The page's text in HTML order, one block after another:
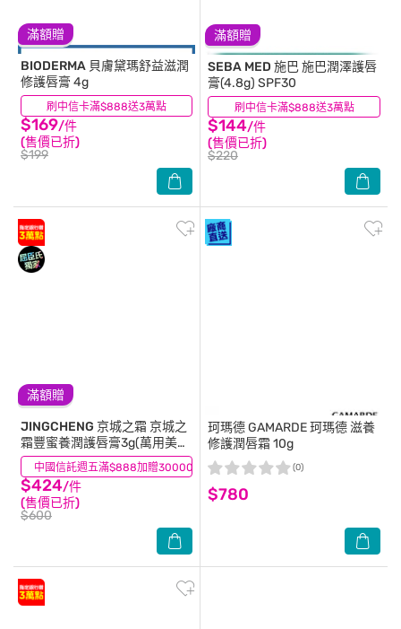
滿額贈
刷中信卡滿$888送3萬點
BIODERMA 貝膚黛瑪舒益滋潤
修護唇膏 4g
$169/件
(售價已折)
$199
(18)
滿額贈
刷中信卡滿$888送3萬點
SEBA MED 施巴施巴潤澤護唇
膏(4.8g) SPF30
$144/件
(售價已折)
$220
(13)
滿額贈
中國信託週五滿$888加贈30000點
JINGCHENG 京城之霜 京城之
霜豐蜜養潤護唇膏3g(萬用美肌
棒)
$424/件
(售價已折)
$600
(7)
珂瑪德GAMARDE 珂瑪德 滋養
修護潤唇霜 10g
$780
(0)